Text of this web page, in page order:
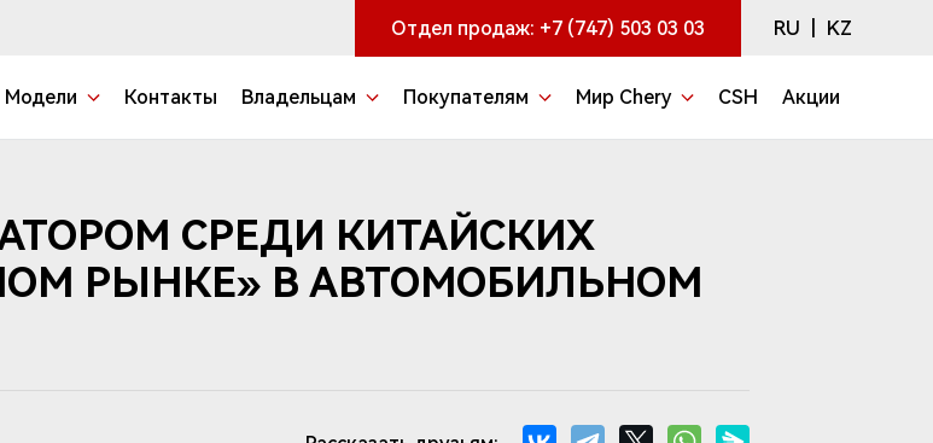
Отдел продаж: +7 (747) 503 03 03 RU KZ
Модели Контакты Владельцам Покупателям Мир Chery CSH Акции
СРЕДИ КИТАЙСКИХ
РЫНКЕ» В АВТОМОБИЛЬНОМ